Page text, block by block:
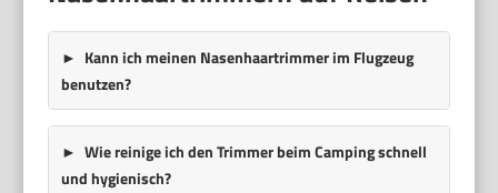
Kann ich meinen Nasenhaartrimmer im Flugzeug
benutzen?
Wie reinige ich den Trimmer beim Camping schnell
und hygienisch?